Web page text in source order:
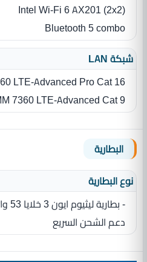
Intel Wi-Fi 6 AX201 (2x2)
Bluetooth 5 combo
شبكة LAN
LTE-Advanced Pro Cat 16
7360 LTE-Advanced Cat 9
البطارية
نوع البطارية‏
- بطارية ليثيوم ايون 3‏ خلايا 53 واط
دعم الشحن السريع